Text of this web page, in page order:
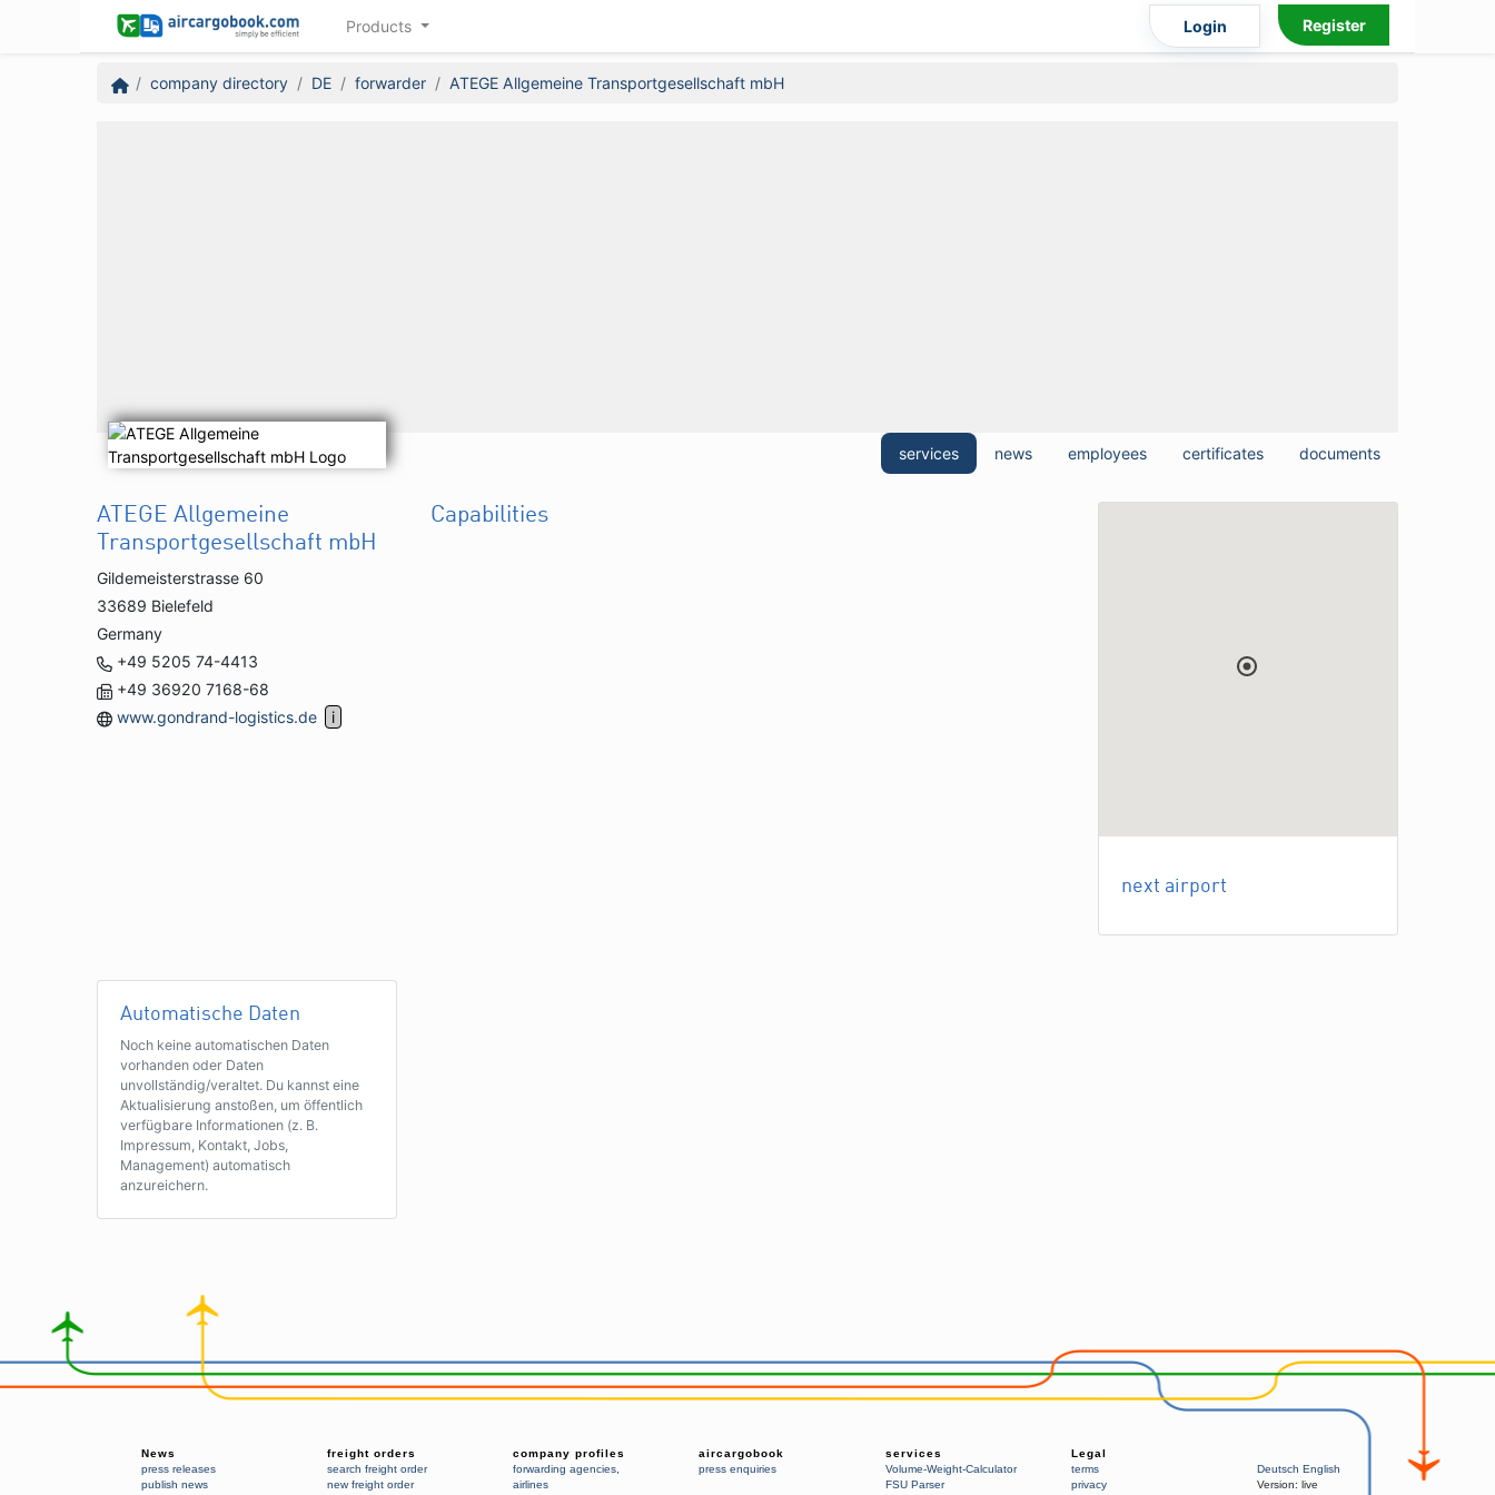
Products Login Register
company directory DE forwarder ATEGE Allgemeine Transportgesellschaft mbH
services news employees certificates documents
ATEGE Allgemeine
Transportgesellschaft mbH
Gildemeisterstrasse 60
33689 Bielefeld
Germany
+49 5205 74-4413
+49 36920 7168-68
www.gondrand-logistics.de
Capabilities
next airport
Automatische Daten
Noch keine automatischen Daten
vorhanden oder Daten
unvollständig/veraltet. Du kannst eine
Aktualisierung anstoßen, um öffentlich
verfügbare Informationen (z. B.
Impressum, Kontakt, Jobs,
Management) automatisch
anzureichern.
News
press releases
publish news
freight orders
search freight order
new freight order
company profiles
forwarding agencies
airlines
aircargobook
press enquiries
services
Volume-Weight-Calculator
FSU Parser
Legal
terms
privacy
Deutsch English
Version: live